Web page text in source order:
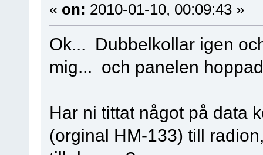
« on: 2010-01-10, 00:09:43 »
Ok... Dubbelkollar igen
mig... och panelen
Har ni tittat något på data
(orginal HM-133) till